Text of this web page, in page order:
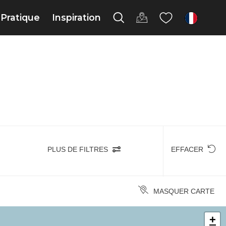
Pratique Inspiration fr
PLUS DE FILTRES EFFACER
MASQUER CARTE
+